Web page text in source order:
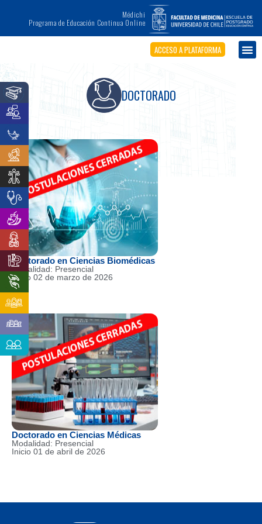
Médichi
Programa de Educación Continua Online
ACCESO A PLATAFORMA
DOCTORADO
Doctorado en Ciencias Biomédicas
Modalidad: Presencial
Inicio 02 de marzo de 2026
Doctorado en Ciencias Médicas
Modalidad: Presencial
Inicio 01 de abril de 2026